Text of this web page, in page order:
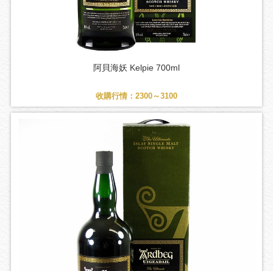
阿貝海妖 Kelpie 700ml
收購行情：2300～3100